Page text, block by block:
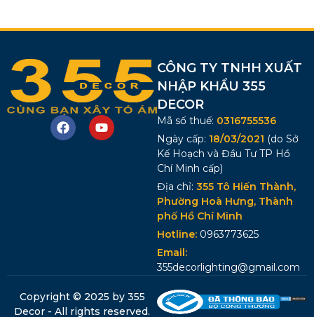
CÔNG TY TNHH XUẤT
NHẬP KHẨU 355
DECOR
Mã số thuế: 0316755536
Ngày cấp: 18/03/2021 (do Sở
Kế Hoạch và Đầu Tư TP Hồ
Chí Minh cấp)
Địa chỉ: 355 Tô Hiến Thành,
Phường Hoà Hưng, Thành
phố Hồ Chí Minh
Hotline: 0963773625
Email:
355decorlighting@gmail.com
Copyright © 2025 by 355
Decor - All rights reserved.